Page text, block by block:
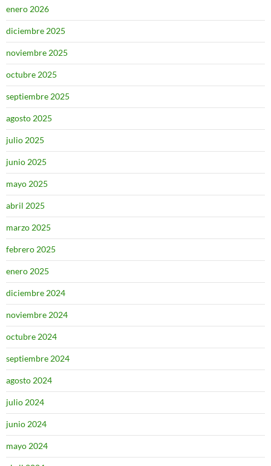
enero 2026
diciembre 2025
noviembre 2025
octubre 2025
septiembre 2025
agosto 2025
julio 2025
junio 2025
mayo 2025
abril 2025
marzo 2025
febrero 2025
enero 2025
diciembre 2024
noviembre 2024
octubre 2024
septiembre 2024
agosto 2024
julio 2024
junio 2024
mayo 2024